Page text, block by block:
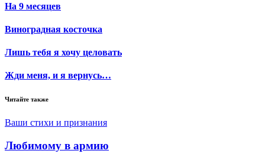
На 9 месяцев
Виноградная косточка
Лишь тебя я хочу целовать
Жди меня, и я вернусь…
Читайте также
Ваши стихи и признания
Любимому в армию